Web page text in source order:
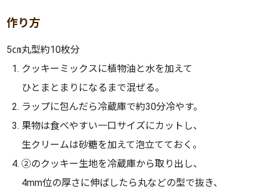
作り方
5㎝丸型約10枚分
クッキーミックスに植物油と水を加えて
ひとまとまりになるまで混ぜる。
ラップに包んだら冷蔵庫で約30分冷やす。
果物は食べやすい一口サイズにカットし、
生クリームは砂糖を加えて泡立てておく。
②のクッキー生地を冷蔵庫から取り出し、
4mm位の厚さに伸ばしたら丸などの型で抜き、